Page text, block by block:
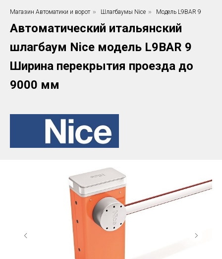
Магазин Автоматики и ворот » Шлагбаумы Nice » Модель L9BAR 9
Автоматический итальянский
шлагбаум Nice модель L9BAR 9
Ширина перекрытия проезда до
9000 мм